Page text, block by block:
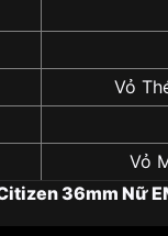
Vỏ
Vỏ
36mm Nữ